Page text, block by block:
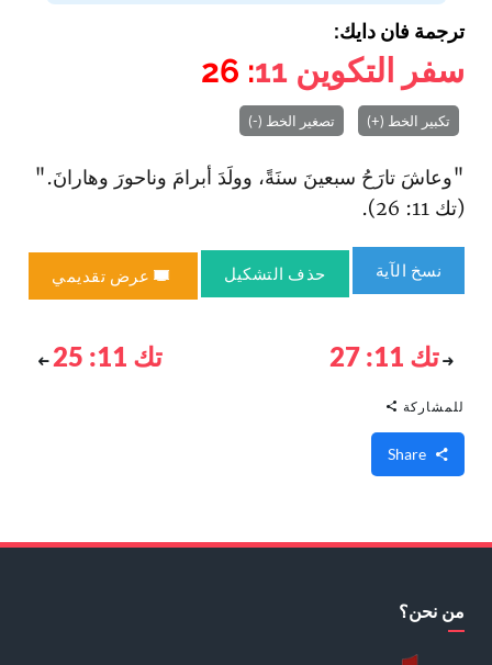
ترجمة فان دايك:
سفر التكوين 11
: 26
تكبير الخط (+) تصغير الخط (-)
"وعاشَ تارَحُ سبعينَ سنَةً، وولَدَ أبرامَ وناحورَ وهارانَ."
(تك 11: 26).
نسخ الآية حذف التشكيل عرض تقديمي
تك 11: 27 تك 11: 25
للمشاركة
من نحن؟